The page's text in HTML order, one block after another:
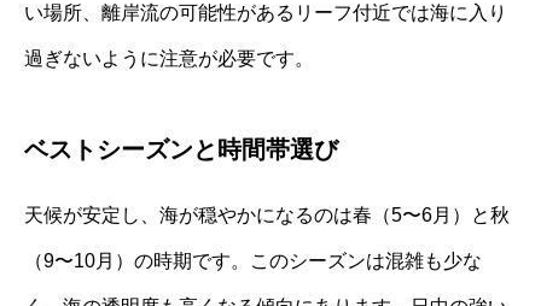
い場所、離岸流の可能性があるリーフ付近では海に入り
過ぎないように注意が必要です。
ベストシーズンと時間帯選び
天候が安定し、海が穏やかになるのは春（5〜6月）と秋
（9〜10月）の時期です。このシーズンは混雑も少な